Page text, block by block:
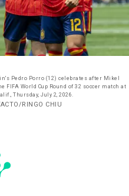
Pedro Porro (12) celebrates after Mikel
World Cup Round of 32 soccer match at
Thursday, July 2, 2026.
RINGO CHIU